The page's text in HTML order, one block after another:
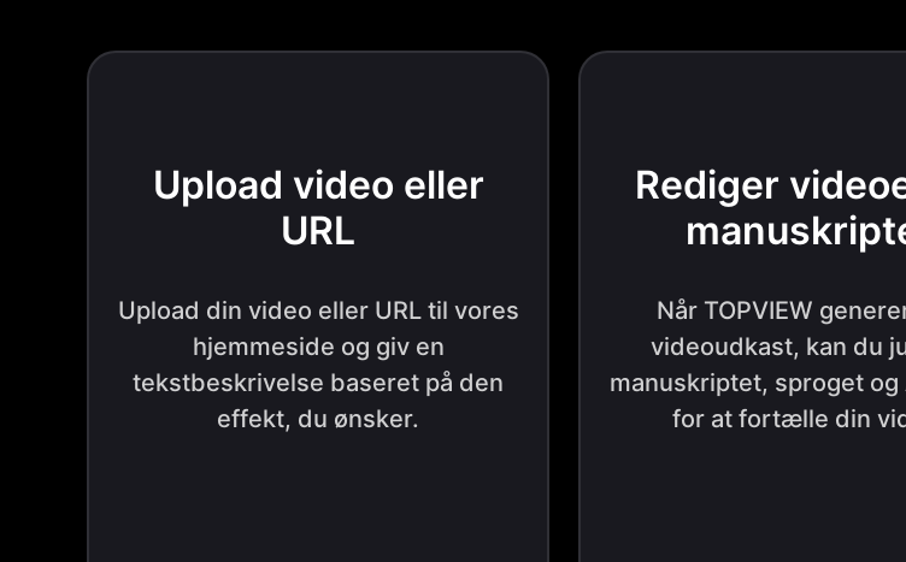
Upload video eller
URL
Upload din video eller URL til vores
hjemmeside og giv en
tekstbeskrivelse baseret på den
effekt, du ønsker.
Rediger
Når TOPVIEW
videoudkast, kan du
manuskriptet, sproget og
for at fortælle din